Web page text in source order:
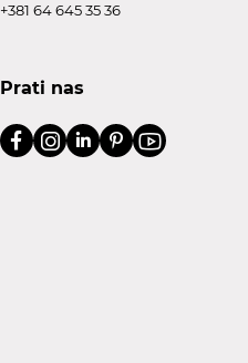
+381 64 645 35 36
Prati nas